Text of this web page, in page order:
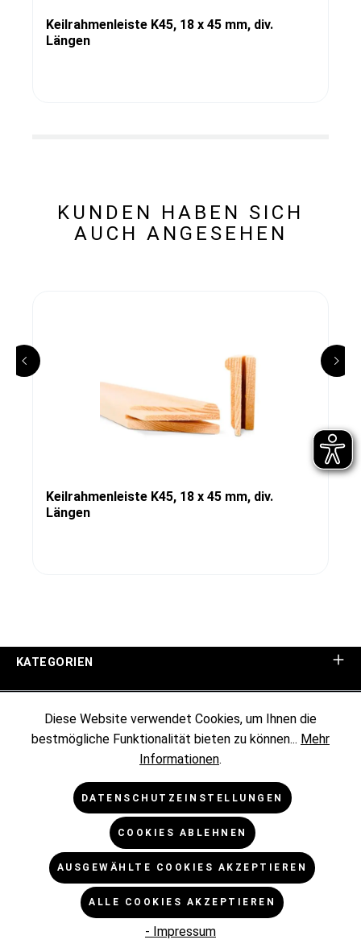
Keilrahmenleiste K45, 18 x 45 mm, div.
Längen
KUNDEN HABEN SICH
AUCH ANGESEHEN
Keilrahmenleiste K45, 18 x 45 mm, div.
Längen
KATEGORIEN
KUNDENINFORMATIONEN
RECHTLICHES
* Alle Preise exkl. gesetzl. Mehrwertsteuer zzgl.
Versandkosten
und ggf. Nachnahmegebühren, wenn nicht
anders angegeben.
Diese Website verwendet Cookies, um Ihnen die
bestmögliche Funktionalität bieten zu können... Mehr
Informationen.
DATENSCHUTZEINSTELLUNGEN
COOKIES ABLEHNEN
AUSGEWÄHLTE COOKIES AKZEPTIEREN
ALLE COOKIES AKZEPTIEREN
- Impressum